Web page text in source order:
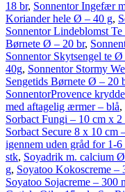
18 br, Sonnentor Ingefær
Koriander hele Ø – 40 g,
Sonnentor Lindeblomst
Børnete Ø – 20 br,
Sonnentor Skytsengel te
40g, Sonnentor Stormy
Sengetids Børnete Ø – 20
SonnentorProvence
med aftagelig ærmer – blå,
Sorbact Fungi – 10 cm x 2
Sorbact Secure 8 x 10 cm
igennem uden gråd for 1-
stk, Soyadrik m. calcium
g, Soyatoo Kokoscreme –
Soyatoo Sojacreme – 300